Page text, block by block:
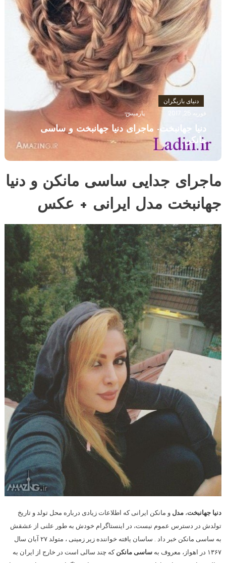
دنیای بازیگران
فوریه 25, 2017
پارمیس
دنیا جهانبخت- ماجرای دنیا جهانبخت و ساسی
مانکن
ماجرای جدایی ساسی مانکن و دنیا
جهانبخت مدل ایرانی + عکس
دنیا جهانبخت، مدل و مانکن ایرانی که اطلاعات زیادی درباره محل تولد و تاریخ
تولدش در دسترس عموم نیست، در اینستاگرام خودش به طور علنی از عشقش
به ساسی مانکن خبر داد . ساسان یافته خواننده زیر زمینی ، متولد ۲۷ آبان سال
۱۳۶۷ در اهواز، معروف به
ساسی مانکنکه چند سالی است در خارج از ایران به